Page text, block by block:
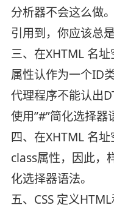
分析器不会这么做
引用到，你应该总
三、在XHTML 名
属性认作为一个ID
代理程序不能认出
使用”#”简化选择器
四、在XHTML 名
class属性，因此，
化选择器语法。
五、CSS 定义